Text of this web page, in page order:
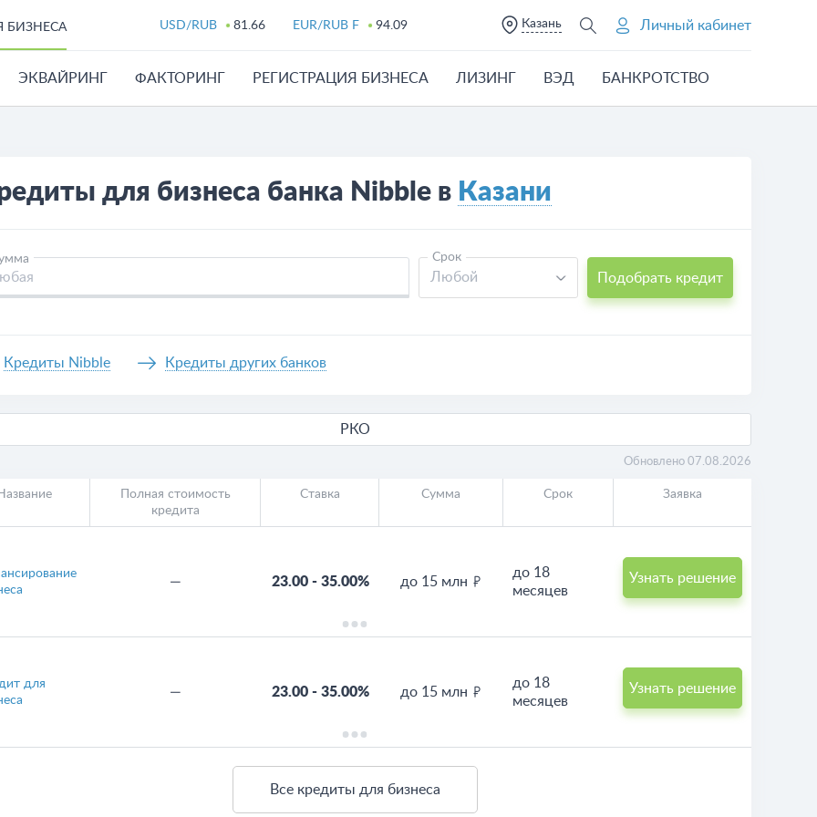
БИЗНЕСА USD/RUB 81.66 EUR/RUB F 94.09 Казань Личный кабинет
ЭКВАЙРИНГ ФАКТОРИНГ РЕГИСТРАЦИЯ БИЗНЕСА ЛИЗИНГ ВЭД БАНКРОТСТВО
для бизнеса банка Nibble в Казани
Срок
Любой Подобрать кредит
Кредиты Nibble Кредиты других банков
РКО
Обновлено 07.08.2026
Полная стоимость
кредита
Ставка Сумма Срок Заявка
— 23.00- 35.00% до 15 млн
до 18
месяцев
Узнать решение
для
— 23.00- 35.00% до 15 млн
до 18
месяцев
Узнать решение
Все кредиты для бизнеса